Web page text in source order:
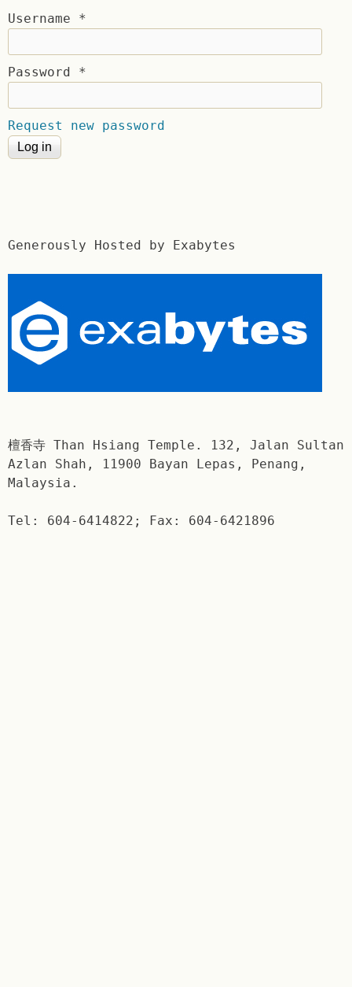
Username *
Password *
Request new password
Generously Hosted by Exabytes
檀香寺 Than Hsiang Temple. 132, Jalan Sultan
Azlan Shah, 11900 Bayan Lepas, Penang,
Malaysia.
Tel: 604-6414822; Fax: 604-6421896